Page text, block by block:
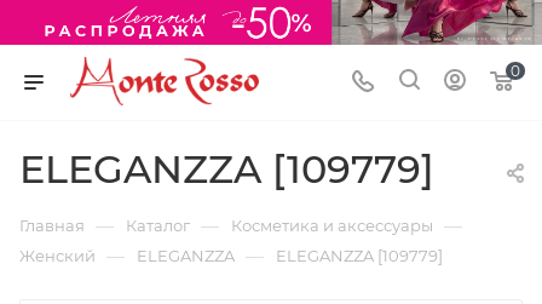
0
ELEGANZZA [109779]
Главная — Каталог — Косметика и аксессуары —
Женский — ELEGANZZA — ELEGANZZA [109779]